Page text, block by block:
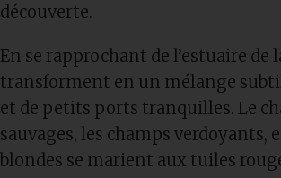
découverte.
En se rapprochant de l’estuaire de
transforment en un mélange
et de petits ports tranquilles. Le
sauvages, les champs verdoyants,
blondes se marient aux tuiles